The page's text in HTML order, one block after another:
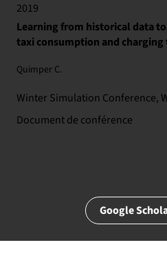
2019
Learning from historical data
taxi consumption and charging
Quimper C.
Winter Simulation Conference,
Document de conférence
Google